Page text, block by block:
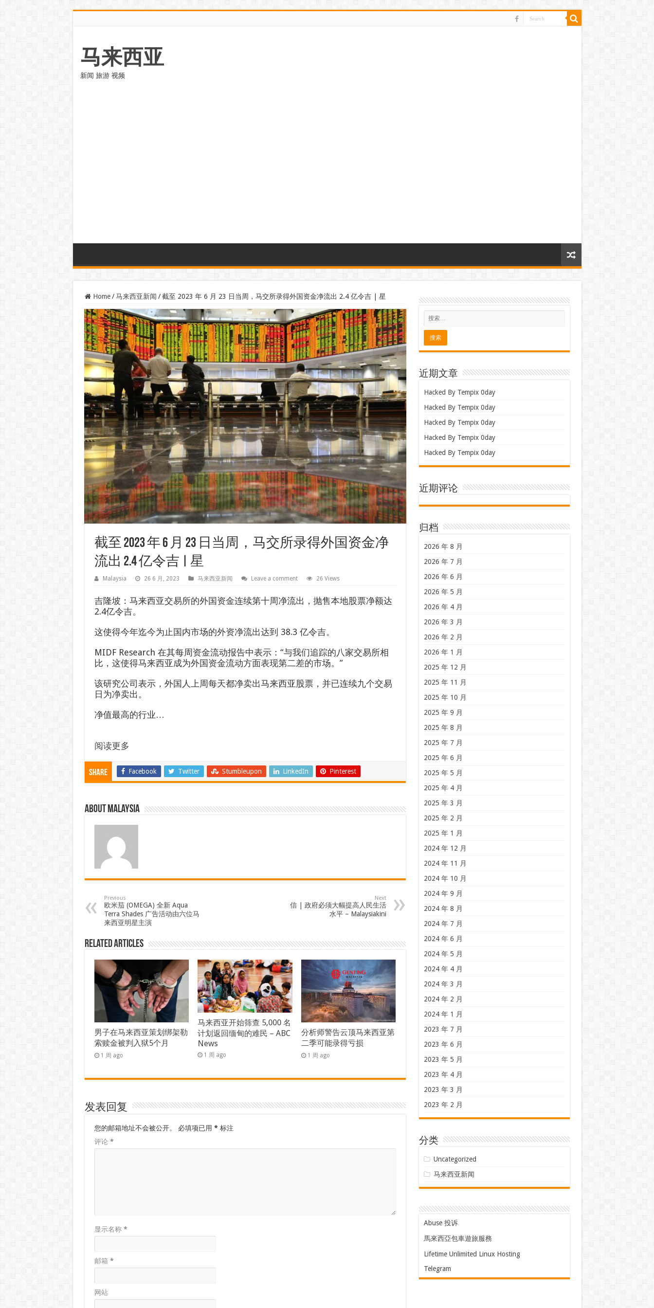
马来西亚
新闻 旅游 视频
Home / 马来西亚新闻 / 截至 2023 年 6 月 23 日当周，马交所录得外国资金净流出 2.4 亿令吉 | 星
截至 2023 年 6 月 23 日当周，马交所录得外国资金净
流出 2.4 亿令吉 | 星
Malaysia 26 6 月, 2023 马来西亚新闻 Leave a comment 26 Views
吉隆坡：马来西亚交易所的外国资金连续第十周净流出，抛售本地股票净额达
2.4亿令吉。
这使得今年迄今为止国内市场的外资净流出达到 38.3 亿令吉。
MIDF Research 在其每周资金流动报告中表示：“与我们追踪的八家交易所相
比，这使得马来西亚成为外国资金流动方面表现第二差的市场。”
该研究公司表示，外国人上周每天都净卖出马来西亚股票，并已连续九个交易
日为净卖出。
净值最高的行业…
阅读更多
Share Facebook Twitter Stumbleupon LinkedIn Pinterest
About Malaysia
Previous
欧米茄 (OMEGA) 全新 Aqua
Terra Shades 广告活动由六位马
来西亚明星主演
Next
信 | 政府必须大幅提高人民生活
水平 – Malaysiakini
Related Articles
男子在马来西亚策划绑架勒
索赎金被判入狱5个月
1 周 ago
马来西亚开始筛查 5,000 名
计划返回缅甸的难民 – ABC
News
1 周 ago
分析师警告云顶马来西亚第
二季可能录得亏损
1 周 ago
发表回复
您的邮箱地址不会被公开。 必填项已用 * 标注
评论 *
显示名称 *
邮箱 *
网站
近期文章
Hacked By Tempix 0day
Hacked By Tempix 0day
Hacked By Tempix 0day
Hacked By Tempix 0day
Hacked By Tempix 0day
近期评论
归档
2026 年 8 月
2026 年 7 月
2026 年 6 月
2026 年 5 月
2026 年 4 月
2026 年 3 月
2026 年 2 月
2026 年 1 月
2025 年 12 月
2025 年 11 月
2025 年 10 月
2025 年 9 月
2025 年 8 月
2025 年 7 月
2025 年 6 月
2025 年 5 月
2025 年 4 月
2025 年 3 月
2025 年 2 月
2025 年 1 月
2024 年 12 月
2024 年 11 月
2024 年 10 月
2024 年 9 月
2024 年 8 月
2024 年 7 月
2024 年 6 月
2024 年 5 月
2024 年 4 月
2024 年 3 月
2024 年 2 月
2024 年 1 月
2023 年 7 月
2023 年 6 月
2023 年 5 月
2023 年 4 月
2023 年 3 月
2023 年 2 月
分类
Uncategorized
马来西亚新闻
Abuse 投诉
馬來西亞包車遊旅服務
Lifetime Unlimited Linux Hosting
Telegram